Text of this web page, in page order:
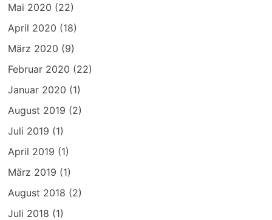
Mai 2020 (22)
April 2020 (18)
März 2020 (9)
Februar 2020 (22)
Januar 2020 (1)
August 2019 (2)
Juli 2019 (1)
April 2019 (1)
März 2019 (1)
August 2018 (2)
Juli 2018 (1)